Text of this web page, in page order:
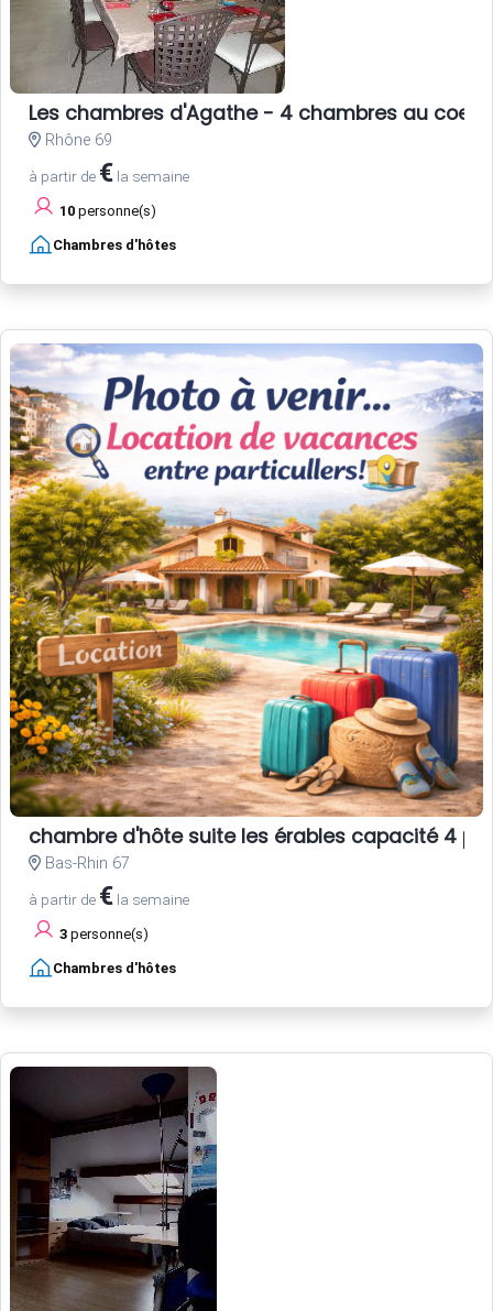
Les chambres d'Agathe - 4 chambres au
Rhône 69
à partir de € la semaine
10 personne(s)
Chambres d'hôtes
chambre d'hôte suite les érables capacité 4
Bas-Rhin 67
à partir de € la semaine
3 personne(s)
Chambres d'hôtes